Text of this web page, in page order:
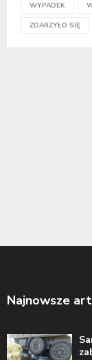
WYPADEK
ZDARZYŁO SIĘ
Najnowsze